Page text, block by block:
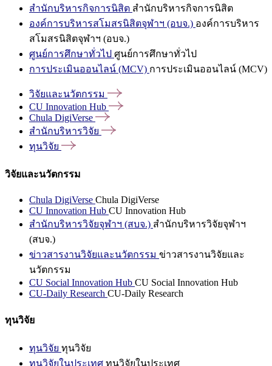
สำนักบริหารกิจการนิสิต สำนักบริหารกิจการนิสิต
องค์การบริหารสโมสรนิสิตจุฬาฯ (อบจ.) องค์การบริหาร
สโมสรนิสิตจุฬาฯ (อบจ.)
ศูนย์การศึกษาทั่วไป ศูนย์การศึกษาทั่วไป
การประเมินออนไลน์ (MCV) การประเมินออนไลน์ (MCV)
วิจัยและนวัตกรรม
CU Innovation Hub
Chula DigiVerse
สำนักบริหารวิจัย
ทุนวิจัย
วิจัยและนวัตกรรม
Chula DigiVerse Chula DigiVerse
CU Innovation Hub CU Innovation Hub
สำนักบริหารวิจัยจุฬาฯ (สบจ.) สำนักบริหารวิจัยจุฬาฯ
(สบจ.)
ข่าวสารงานวิจัยและนวัตกรรม ข่าวสารงานวิจัยและ
นวัตกรรม
CU Social Innovation Hub CU Social Innovation Hub
CU-Daily Research CU-Daily Research
ทุนวิจัย
ทุนวิจัย ทุนวิจัย
ทุนวิจัยในประเทศ ทุนวิจัยในประเทศ